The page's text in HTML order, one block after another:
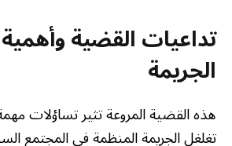
تداعيات القضية
الجريمة
هذه القضية المروعة تثير تساؤلات
تغلغل الجريمة المنظمة في المجتمع